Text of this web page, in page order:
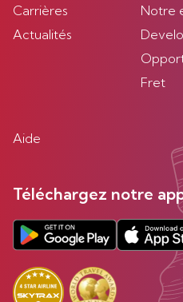
Carrières
Actualités
Notre
Fret
Aide
Téléchargez notre